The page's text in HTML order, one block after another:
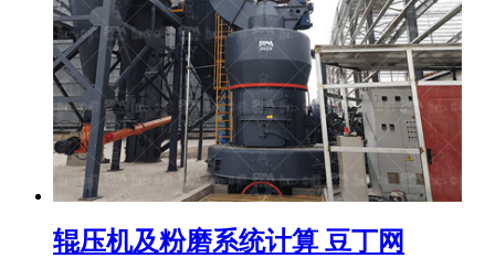
辊压机及粉磨系统计算 豆丁网